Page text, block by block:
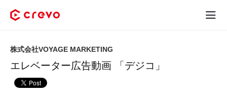
採用コンテンツ制作
エレベーター広告動画 「デジコ」
株式会社VOYAGE MARKETING